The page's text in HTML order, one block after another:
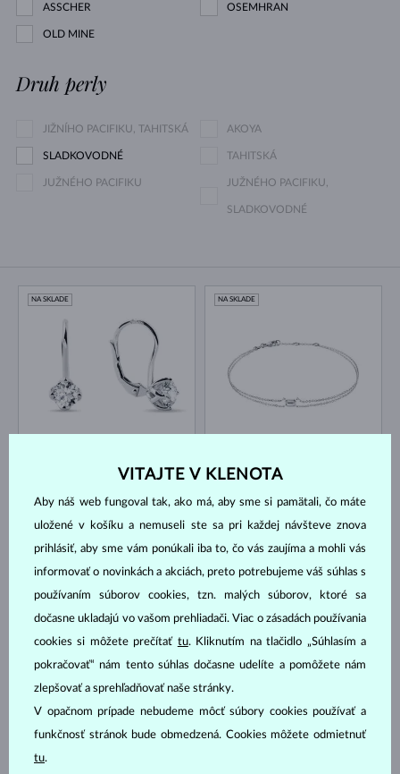
ASSCHER OSEMHRAN
OLD MINE
Druh perly
JIŽNÍHO PACIFIKU, TAHITSKÁ AKOYA
SLADKOVODNÉ TAHITSKÁ
JUŽNÉHO PACIFIKU JUŽNÉHO PACIFIKU,
SLADKOVODNÉ
NA SKLADE NA SKLADE
SLADKOVODNÉ
648 €
DIAMANT LAB GROWN
735 €
VITAJTE V KLENOTA
Aby náš web fungoval tak, ako má, aby sme si pamätali, čo máte
uložené v košíku a nemuseli ste sa pri každej návšteve znova
prihlásiť, aby sme vám ponúkali iba to, čo vás zaujíma a mohli vás
informovať o novinkách a akciách, preto potrebujeme váš súhlas s
používaním súborov cookies, tzn. malých súborov, ktoré sa
dočasne ukladajú vo vašom prehliadači. Viac o zásadách používania
cookies si môžete prečítať tu. Kliknutím na tlačidlo „Súhlasím a
pokračovať“ nám tento súhlas dočasne udelíte a pomôžete nám
zlepšovať a sprehľadňovať naše stránky.
V opačnom prípade nebudeme môcť súbory cookies používať a
funkčnosť stránok bude obmedzená. Cookies môžete odmietnuť
tu.